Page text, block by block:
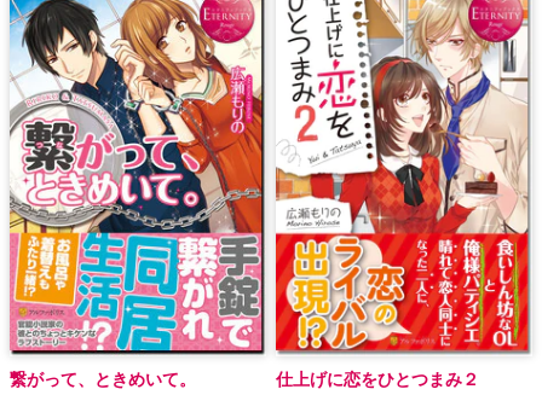
繋がって、ときめいて。 仕上げに恋をひとつまみ２